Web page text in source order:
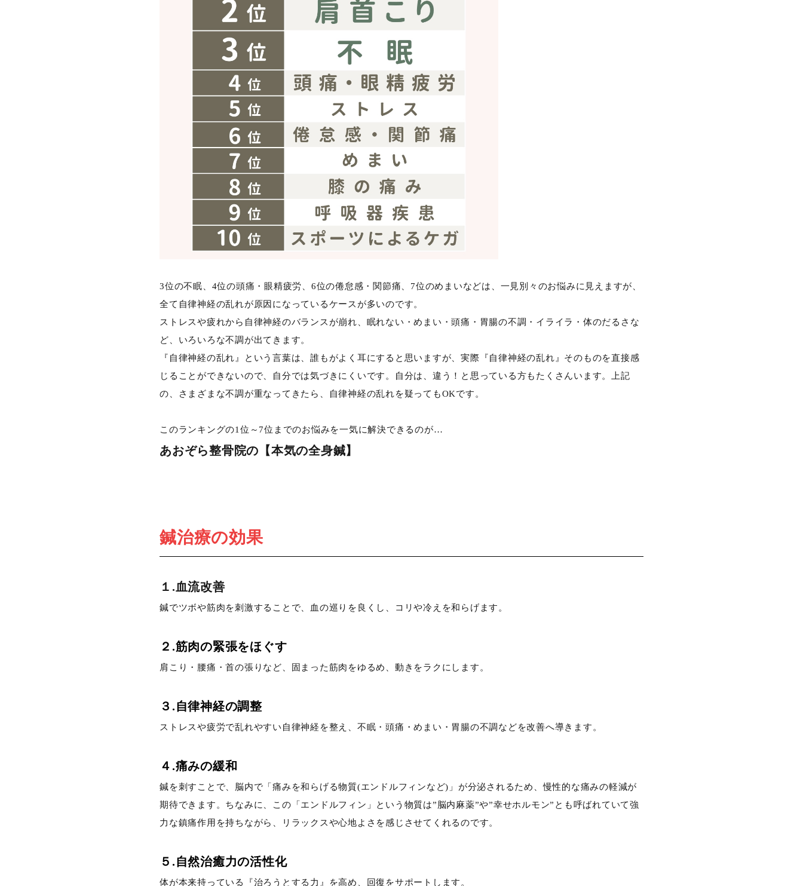
3位の不眠、4位の頭痛・眼精疲労、6位の倦怠感・関節痛、7位のめまいなどは、一見別々のお悩みに見えますが、
全て自律神経の乱れが原因になっているケースが多いのです。
ストレスや疲れから自律神経のバランスが崩れ、眠れない・めまい・頭痛・胃腸の不調・イライラ・体のだるさな
ど、いろいろな不調が出てきます。
『自律神経の乱れ』という言葉は、誰もがよく耳にすると思いますが、実際『自律神経の乱れ』そのものを直接感
じることができないので、自分では気づきにくいです。自分は、違う！と思っている方もたくさんいます。上記
の、さまざまな不調が重なってきたら、自律神経の乱れを疑ってもOKです。
このランキングの1位～7位までのお悩みを一気に解決できるのが…
あおぞら整骨院の【本気の全身鍼】
鍼治療の効果
１.血流改善
鍼でツボや筋肉を刺激することで、血の巡りを良くし、コリや冷えを和らげます。
２.筋肉の緊張をほぐす
肩こり・腰痛・首の張りなど、固まった筋肉をゆるめ、動きをラクにします。
３.自律神経の調整
ストレスや疲労で乱れやすい自律神経を整え、不眠・頭痛・めまい・胃腸の不調などを改善へ導きます。
４.痛みの緩和
鍼を刺すことで、脳内で「痛みを和らげる物質(エンドルフィンなど)」が分泌されるため、慢性的な痛みの軽減が
期待できます。ちなみに、この「エンドルフィン」という物質は”脳内麻薬”や”幸せホルモン”とも呼ばれていて強
力な鎮痛作用を持ちながら、リラックスや心地よさを感じさせてくれるのです。
５.自然治癒力の活性化
体が本来持っている『治ろうとする力』を高め、回復をサポートします。